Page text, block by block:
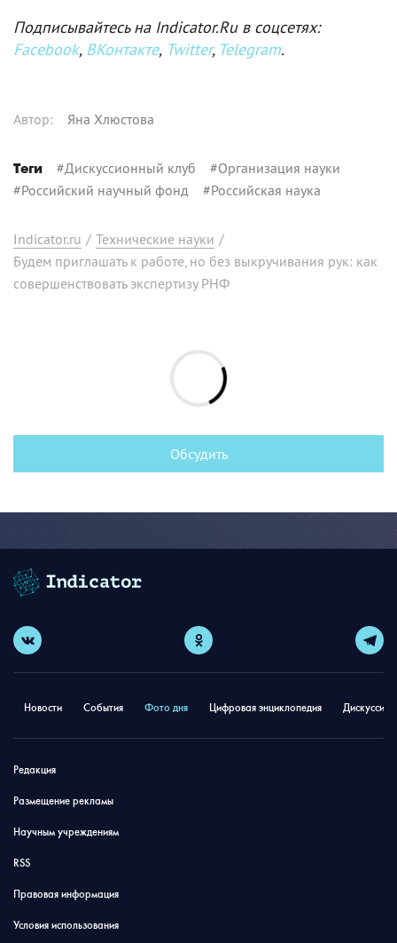
Подписывайтесь на Indicator.Ru в соцсетях:
Facebook, ВКонтакте, Twitter, Telegram.
Автор: Яна Хлюстова
Теги #Дискуссионный клуб #Организация науки
#Российский научный фонд #Российская наука
Indicator.ru / Технические науки /
Будем приглашать к работе, но без выкручивания рук: как
совершенствовать экспертизу РНФ
Обсудить
Новости События Фото дня Цифровая энциклопедия
Редакция
Размещение рекламы
Научным учреждениям
RSS
Правовая информация
Условия использования